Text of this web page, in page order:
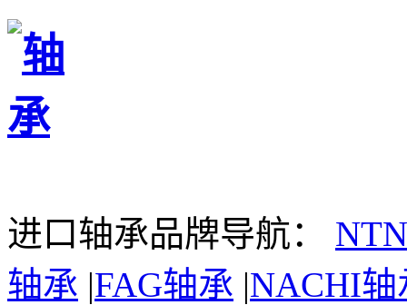
进口轴承品牌导航：
轴承 |FAG轴承 |NACHI轴